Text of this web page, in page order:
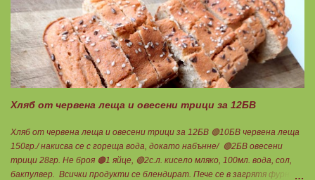
мазнините. Ако не е, броите като нискомаслен продукт. Можете да
си приготвите по- голямо количество и да съхранявате в хладилник
за няколко дни. Част от моята закуска днес, беше това вкусно
кремче... 🟢1БП извара 50гр. 🟢1БВ череши 8бр. 🟠1БМ орех 1бр.
Ванилия Нека да ни е вкусно заедно! Люси
Хляб от червена леща и овесени трици за 12БВ
Хляб от червена леща и овесени трици за 12БВ 🟢10БВ червена леща
150гр./ накисва се с гореща вода, докато набънне/ 🟢2БВ овесени
трици 28гр. Не броя 🟠1 яйце, 🟢2с.л. кисело мляко, 100мл. вода, сол,
бакпулвер. Всички продукти се блендират. Пече се в загрятя фурна